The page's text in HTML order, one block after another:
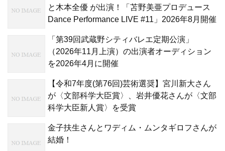
と木本全優 が出演！「苫野美亜プロデュース
Dance Performance LIVE #11」2026年8月開催
「第39回武蔵野シティバレエ定期公演」
（2026年11月上演）の出演者オーディション
を2026年4月に開催
【令和7年度(第76回)芸術選奨】宮川新大さん
が〈文部科学大臣賞〉、岩井優花さんが〈文部
科学大臣新人賞〉を受賞
金子扶生さんとワディム・ムンタギロフさんが
結婚！